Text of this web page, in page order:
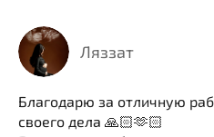
Ляззат
Благодарю за отличную
своего дела 🙏🏻🫶🏻